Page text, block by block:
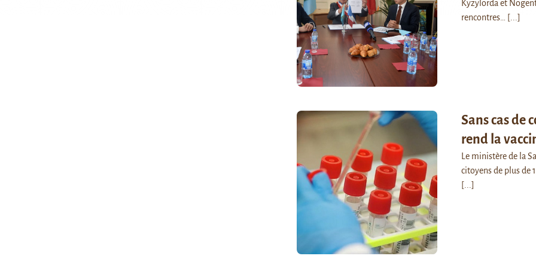
Kyzylorda et
rencontres…
[...]
Sans cas de
rend la
Le ministère de la
citoyens de plus de
[...]